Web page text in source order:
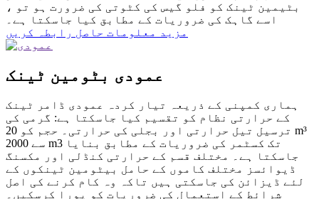
بٹیمین ٹینک کو فلو گیس کی کٹوتی کی ضرورت ہو تو ،
اسے گاہک کی ضروریات کے مطابق کیا جاسکتا ہے۔
مزید معلومات حاصل رابطہ کریں
عمودی بٹومین ٹینک
ہماری کمپنی کے ذریعہ تیار کردہ عمودی ڈامر ٹینک
کے حرارتی نظام کو تقسیم کیا جاسکتا ہے: گرمی کی
ترسیل تیل حرارتی اور بجلی کی حرارتی۔ حجم کو 20 m³
سے 2000 m3 تک کسٹمر کی ضروریات کے مطابق بنایا
جاسکتا ہے۔ مختلف قسم کے حرارتی کنڈلی اور مکسنگ
ڈیوائسز مختلف کاموں کے حامل بیٹومین ٹینکوں کے
لئے ڈیزائن کی جاسکتی ہیں تاکہ وہ کام کرنے کی اصل
شرائط کے استعمال کی ضروریات کو پورا کرسکیں۔